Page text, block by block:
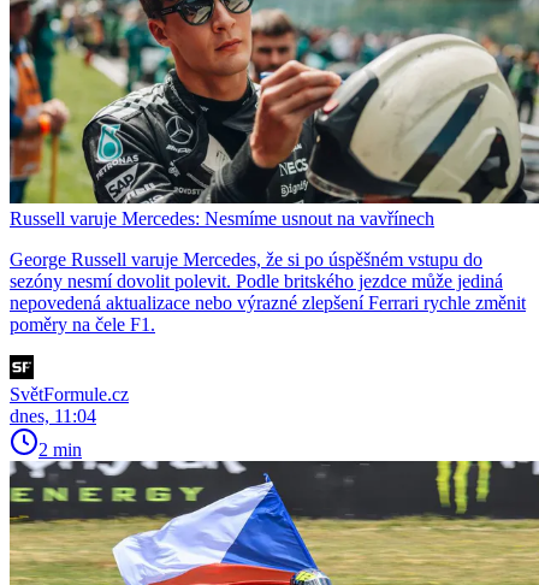
Russell varuje Mercedes: Nesmíme usnout na vavřínech
George Russell varuje Mercedes, že si po úspěšném vstupu do
sezóny nesmí dovolit polevit. Podle britského jezdce může jediná
nepovedená aktualizace nebo výrazné zlepšení Ferrari rychle změnit
poměry na čele F1.
SvětFormule.cz
dnes, 11:04
2 min